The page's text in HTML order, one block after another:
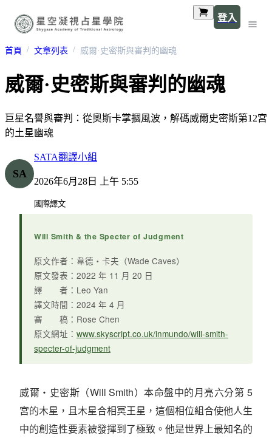
登入
首頁 文章列表 威爾·史密斯與審判的幽魂
威爾·史密斯與審判的幽魂
巨星名譽與審判：從奧斯卡掌摑風波，解碼威爾史密斯第12宮
的土星幽魂
SA
SATA翻譯小組
2026年6月28日 上午 5:55
國際譯文
Will Smith & the Specter of Judgment
原文作者：韋德・卡夫（Wade Caves）
原文發表：2022 年 11 月 20 日
譯 者：Leo Yan
譯文時間：2024 年 4 月
審 稿：Rose Chen
原文網址： www.skyscript.co.uk/inmundo/will-smith-
specter-of-judgment
威爾・史密斯（Will Smith）本命盤中的月亮六分第 5
宮的木星，且木星合相冥王星，這個相位組合使他人生
中的創造性要素被發揮到了極致。他是世界上最知名的